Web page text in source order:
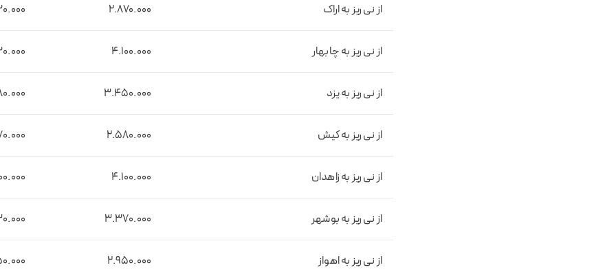
از نی ریز به اراک ۲.۸۷0.000
از نی ریز به چابهار ۴.۱۰0.000
از نی ریز به یزد ۳.۴۵0.000
از نی ریز به کیش ۲.۵۸0.000
از نی ریز به زاهدان ۴.۱۰0.000
از نی ریز به بوشهر ۳.۳۷0.000
از نی ریز به اهواز 2.۹۵0.000